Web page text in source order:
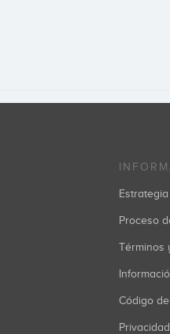
Proceso
Términos
Código
Privacidad